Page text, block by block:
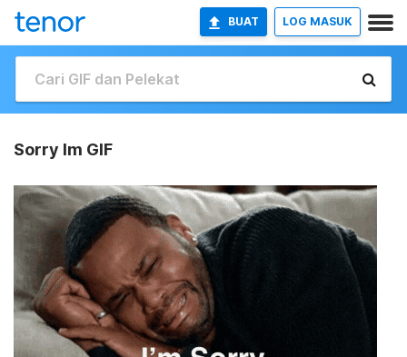
BUAT LOG MASUK
Sorry Im GIF